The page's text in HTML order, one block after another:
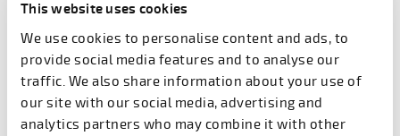
This website uses cookies
We use cookies to personalise content and ads, to
provide social media features and to analyse our
traffic. We also share information about your use of
our site with our social media, advertising and
analytics partners who may combine it with other
Matthias Jonas, Rieckermann (rechts) und Ismo Kallio, Elematic
besuchen Xuan Mai in Vietnam.